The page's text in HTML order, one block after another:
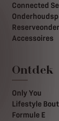
Connected
Accessoires
Ontdek
Only You
Lifestyle
Formule E